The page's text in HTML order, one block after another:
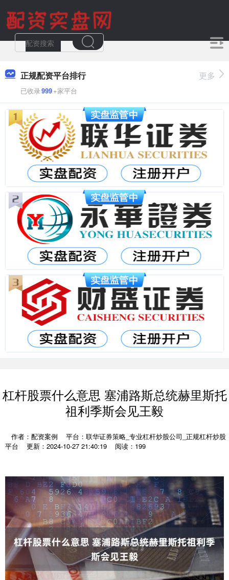
正规配资平台排行
已收录999+家平台
更多
杠杆股票什么意思 塞浦路斯总统赫里斯托
祖利季斯会见王毅
作者：配资案例
平台：联华证券策略_专业杠杆炒股公司_正规杠杆炒股
平台
更新：2024-10-27 21:40:19 阅读：199